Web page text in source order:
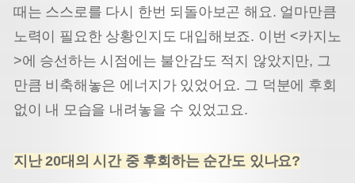
때는 스스로를 다시 한번 되돌아보곤 해요. 얼마만큼
노력이 필요한 상황인지도 대입해보죠. 이번 <카지노
>에 승선하는 시점에는 불안감도 적지 않았지만, 그
만큼 비축해놓은 에너지가 있었어요. 그 덕분에 후회
없이 내 모습을 내려놓을 수 있었고요.
지난 20대의 시간 중 후회하는 순간도 있나요?